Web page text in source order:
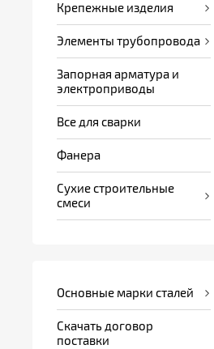
Крепежные изделия
Элементы трубопровода
Запорная арматура и
электроприводы
Все для сварки
Фанера
Сухие строительные
смеси
Основные марки сталей
Скачать договор
поставки